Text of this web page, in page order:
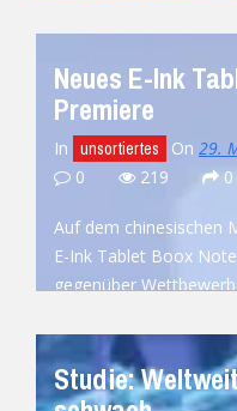
Neues E-Ink
Premiere
In unsortiertes On 29.
0
219 0
Auf dem chinesischen
E-Ink Tablet Boox
gegenüber
Studie: